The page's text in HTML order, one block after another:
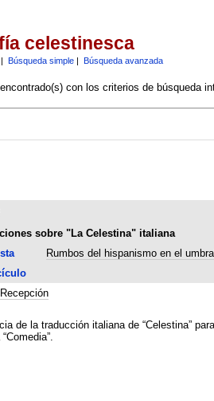
celestinesca
Búsqueda simple| Búsqueda avanzada
con los criterios de búsqueda
sobre "La Celestina" italiana
Rumbos del hispanismo en el
Recepción
de la traducción italiana de “Celestina”